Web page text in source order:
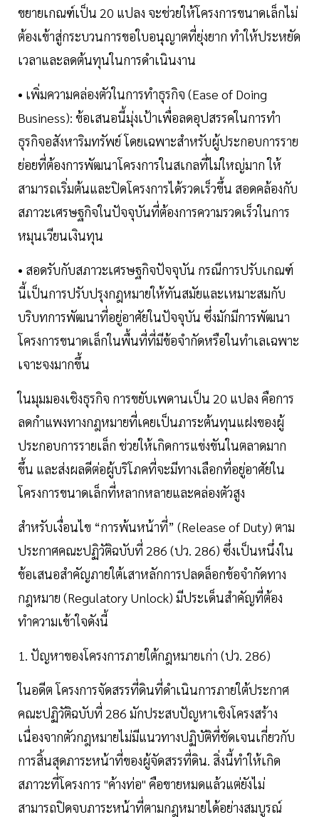
ขยายเกณฑ์เป็น 20 แปลง จะช่วยให้โครงการขนาดเล็กไม่
ต้องเข้าสู่กระบวนการขอใบอนุญาตที่ยุ่งยาก ทำให้ประหยัด
เวลาและลดต้นทุนในการดำเนินงาน
• เพิ่มความคล่องตัวในการทำธุรกิจ (Ease of Doing
Business): ข้อเสนอนี้มุ่งเป้าเพื่อลดอุปสรรคในการทำ
ธุรกิจอสังหาริมทรัพย์ โดยเฉพาะสำหรับผู้ประกอบการราย
ย่อยที่ต้องการพัฒนาโครงการในสเกลที่ไม่ใหญ่มาก ให้
สามารถเริ่มต้นและปิดโครงการได้รวดเร็วขึ้น สอดคล้องกับ
สภาวะเศรษฐกิจในปัจจุบันที่ต้องการความรวดเร็วในการ
หมุนเวียนเงินทุน
• สอดรับกับสภาวะเศรษฐกิจปัจจุบัน กรณีการปรับเกณฑ์
นี้เป็นการปรับปรุงกฎหมายให้ทันสมัยและเหมาะสมกับ
บริบทการพัฒนาที่อยู่อาศัยในปัจจุบัน ซึ่งมักมีการพัฒนา
โครงการขนาดเล็กในพื้นที่ที่มีข้อจำกัดหรือในทำเลเฉพาะ
เจาะจงมากขึ้น
ในมุมมองเชิงธุรกิจ การขยับเพดานเป็น 20 แปลง คือการ
ลดกำแพงทางกฎหมายที่เคยเป็นภาระต้นทุนแฝงของผู้
ประกอบการรายเล็ก ช่วยให้เกิดการแข่งขันในตลาดมาก
ขึ้น และส่งผลดีต่อผู้บริโภคที่จะมีทางเลือกที่อยู่อาศัยใน
โครงการขนาดเล็กที่หลากหลายและคล่องตัวสูง
สำหรับเงื่อนไข “การพ้นหน้าที่” (Release of Duty) ตาม
ประกาศคณะปฏิวัติฉบับที่ 286 (ปว. 286) ซึ่งเป็นหนึ่งใน
ข้อเสนอสำคัญภายใต้เสาหลักการปลดล็อกข้อจำกัดทาง
กฎหมาย (Regulatory Unlock) มีประเด็นสำคัญที่ต้อง
ทำความเข้าใจดังนี้
1. ปัญหาของโครงการภายใต้กฎหมายเก่า (ปว. 286)
ในอดีต โครงการจัดสรรที่ดินที่ดำเนินการภายใต้ประกาศ
คณะปฏิวัติฉบับที่ 286 มักประสบปัญหาเชิงโครงสร้าง
เนื่องจากตัวกฎหมายไม่มีแนวทางปฏิบัติที่ชัดเจนเกี่ยวกับ
การสิ้นสุดภาระหน้าที่ของผู้จัดสรรที่ดิน. สิ่งนี้ทำให้เกิด
สภาวะที่โครงการ "ค้างท่อ" คือขายหมดแล้วแต่ยังไม่
สามารถปิดจบภาระหน้าที่ตามกฎหมายได้อย่างสมบูรณ์